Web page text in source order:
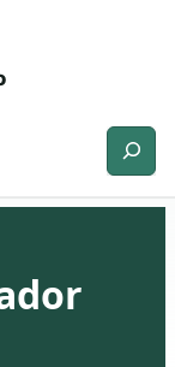
Buscar